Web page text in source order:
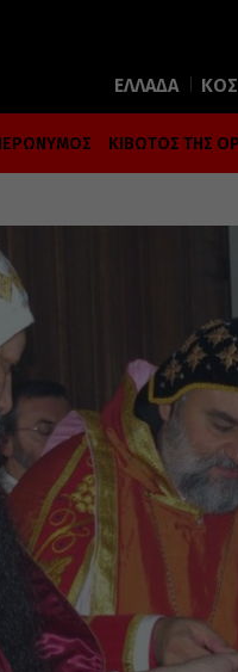
ΕΛΛΑΔΑ
ΚΙΒΩΤΟΣ ΤΗΣ